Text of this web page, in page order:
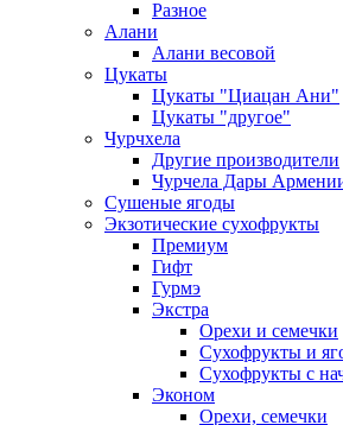
Разное
Алани
Алани весовой
Цукаты
Цукаты "Циацан Ани"
Цукаты "другое"
Чурчхела
Другие производители
Чурчела Дары
Сушеные ягоды
Экзотические сухофрукты
Премиум
Гифт
Гурмэ
Экстра
Орехи и семечки
Сухофрукты и
Сухофрукты с
Эконом
Орехи, семечки